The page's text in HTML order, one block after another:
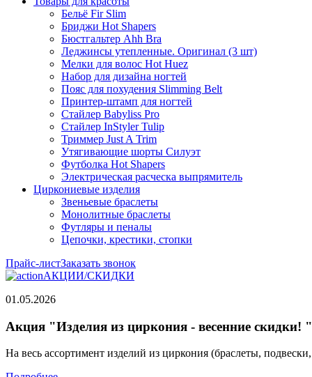
Бельё Fir Slim
Бриджи Hot Shapers
Бюстгальтер Ahh Bra
Леджинсы утепленные. Оригинал (3 шт)
Мелки для волос Hot Huez
Набор для дизайна ногтей
Пояс для похудения Slimming Belt
Принтер-штамп для ногтей
Стайлер Babyliss Pro
Стайлер InStyler Tulip
Триммер Just A Trim
Утягивающие шорты Силуэт
Футболка Hot Shapers
Электрическая расческа выпрямитель
Циркониевые изделия
Звеньевые браслеты
Монолитные браслеты
Футляры и пеналы
Цепочки, крестики, стопки
Прайс-листЗаказать звонок
АКЦИИ/СКИДКИ
01.05.2026
Акция "Изделия из циркония - весенние скидки! "
На весь ассортимент изделий из циркония (браслеты,